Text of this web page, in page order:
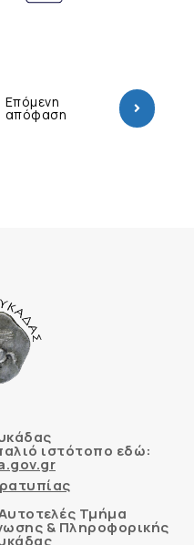
Επόμενη
απόφαση
ιστότοπο εδώ:
Τμήμα
& Πληροφορικής